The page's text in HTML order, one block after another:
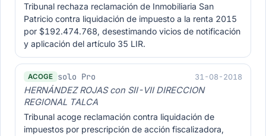
Tribunal rechaza reclamación de Inmobiliaria San
Patricio contra liquidación de impuesto a la renta 2015
por $192.474.768, desestimando vicios de notificación
y aplicación del artículo 35 LIR.
ACOGE solo Pro 31-08-2018
HERNÁNDEZ ROJAS con SII-VII DIRECCION
REGIONAL TALCA
Tribunal acoge reclamación contra liquidación de
impuestos por prescripción de acción fiscalizadora,